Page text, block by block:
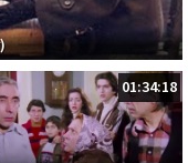
01:34:18